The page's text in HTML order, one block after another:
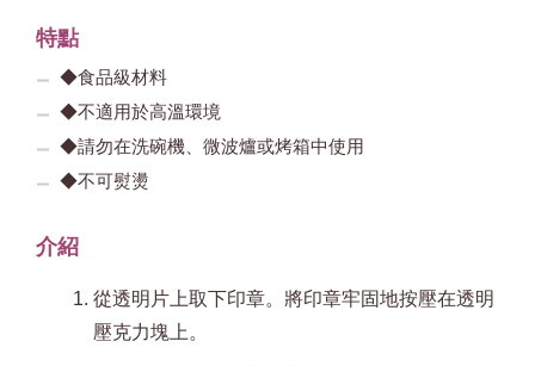
特點
◆食品級材料
◆不適用於高溫環境
◆請勿在洗碗機、微波爐或烤箱中使用
◆不可熨燙
介紹
從透明片上取下印章。將印章牢固地按壓在透明
壓克力塊上。